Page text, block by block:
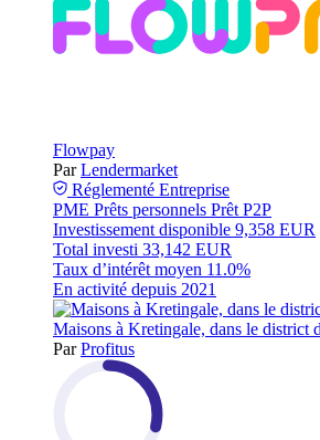
Flowpay
ParLendermarket
Réglementé Entreprise
PME Prêts personnels Prêt P2P
Investissement disponible 9,358 EUR
Total investi 33,142 EUR
Taux d’intérêt moyen 11.0%
En activité depuis 2021
Maisons à Kretingale, dans le district
ParProfitus